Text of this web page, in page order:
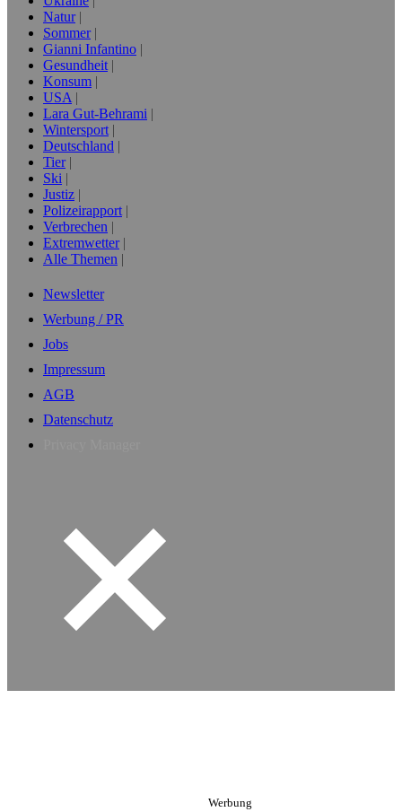
Natur
Sommer
Gianni Infantino
Gesundheit
Konsum
USA
Lara Gut-Behrami
Wintersport
Deutschland
Tier
Ski
Justiz
Polizeirapport
Verbrechen
Extremwetter
Alle Themen
Newsletter
Werbung / PR
Jobs
Impressum
AGB
Datenschutz